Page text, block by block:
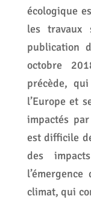
écologique
les travaux
publication
octobre
précède,
l’Europe et
impactés
est difficile
des
climat, qui